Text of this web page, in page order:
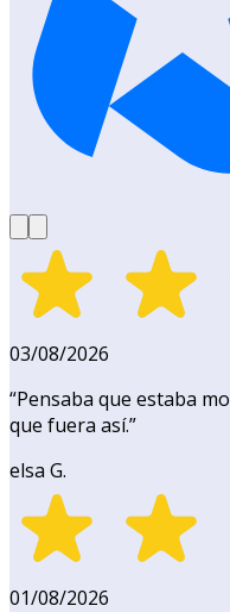
03/08/2026
“Pensaba que estaba
que fuera así.”
elsa G.
01/08/2026